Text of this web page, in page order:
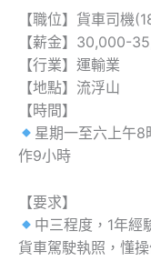
【職位】貨車司機
【薪金】30,000-
【行業】運輸業
【地點】流浮山
【時間】
星期一至六上午
作9小時
【要求】
中三程度，1年經
貨車駕駛執照，懂